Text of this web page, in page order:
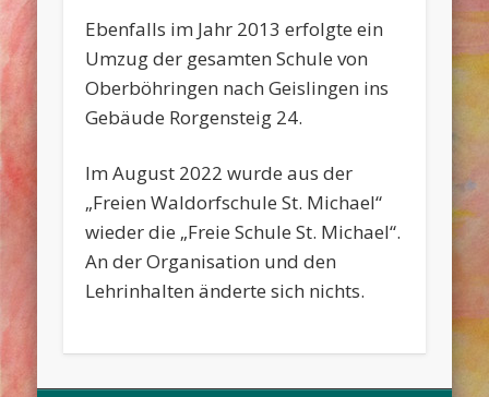
Ebenfalls im Jahr 2013 erfolgte ein
Umzug der gesamten Schule von
Oberböhringen nach Geislingen ins
Gebäude Rorgensteig 24.
Im August 2022 wurde aus der
„Freien Waldorfschule St. Michael“
wieder die „Freie Schule St. Michael“.
An der Organisation und den
Lehrinhalten änderte sich nichts.